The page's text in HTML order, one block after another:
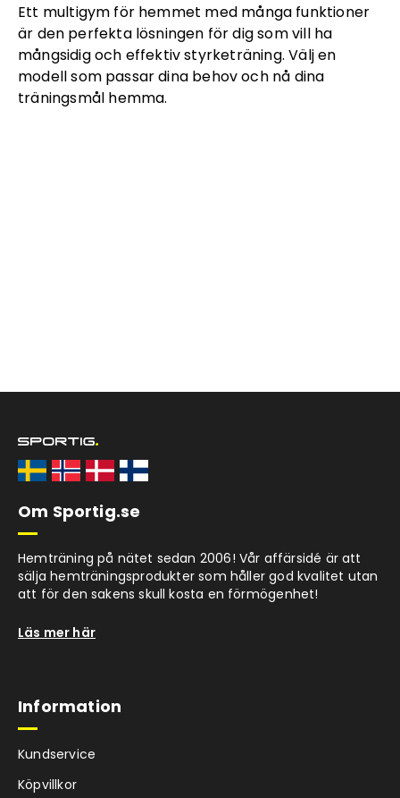
Ett multigym för hemmet med många funktioner
är den perfekta lösningen för dig som vill ha
mångsidig och effektiv styrketräning. Välj en
modell som passar dina behov och nå dina
träningsmål hemma.
Om Sportig.se
Hemträning på nätet sedan 2006! Vår affärsidé är att
sälja hemträningsprodukter som håller god kvalitet utan
att för den sakens skull kosta en förmögenhet!
Läs mer här
Information
Kundservice
Köpvillkor